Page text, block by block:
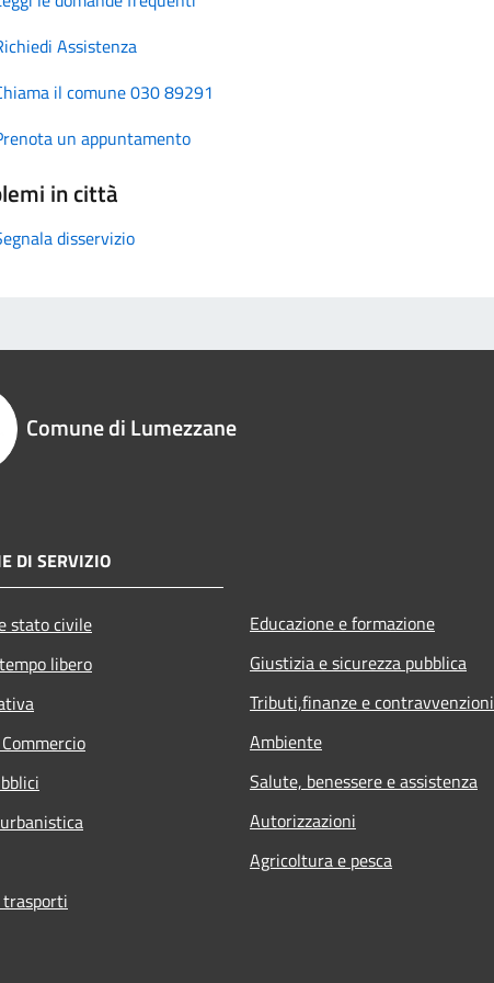
Assistenza
il comune 030 89291
un appuntamento
in città
disservizio
Comune di Lumezzane
DI SERVIZIO
stato civile
libero
Educazione e formazione
Giustizia e sicurezza pubblica
Tributi,finanze e contravvenzioni
Ambiente
Salute, benessere e assistenza
Autorizzazioni
Agricoltura e pesca